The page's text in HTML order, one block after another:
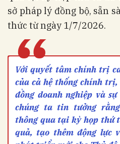
sở pháp lý đồng bộ, sẵn
thức từ ngày 1/7/2026.
“
Với quyết tâm chính trị
của cả hệ thống chính trị,
đồng doanh nghiệp và
chúng ta tin tưởng
thông qua tại kỳ họp thứ
quả, tạo thêm động lực